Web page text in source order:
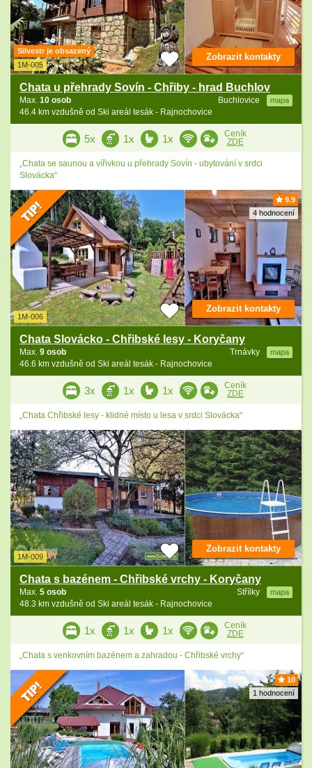
Silvestr je obsazený
1M-005
Chata u přehrady Sovín - Chřiby - hrad Buchlov
Buchlovice mapa
Max. 10 osob
46.4 km vzdušně od Ski areál tesák - Rajnochovice
Zobrazit kontakty
5x 1x 1x
Ceník
ZDE
„Chata se saunou a vířivkou u přehrady Sovín - ubytování v srdci
Slovácka“
9.9
4 hodnocení
1M-006
Chata Slovácko - Chřibské lesy - Koryčany
Trnávky mapa
Max. 9 osob
46.6 km vzdušně od Ski areál tesák - Rajnochovice
Zobrazit kontakty
3x 1x 1x
Ceník
ZDE
„Chata Chřibské lesy - klidné místo u lesa v srdci Slovácka“
1M-009
Chata s bazénem - Chřibské vrchy - Koryčany
Střílky mapa
Max. 5 osob
48.3 km vzdušně od Ski areál tesák - Rajnochovice
Zobrazit kontakty
1x 1x 1x
Ceník
ZDE
„Chata s venkovním bazénem a zahradou - Chřibské vrchy“
10
1 hodnocení